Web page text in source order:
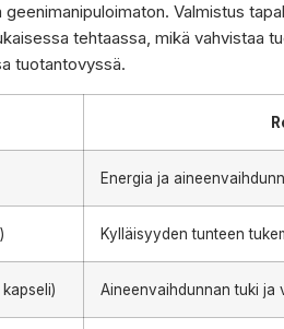
Valmistus
tehtaassa, mikä vahvistaa
tuotantovyssä.
Energia ja
Kylläisyyden tunteen
Aineenvaihdunnan tuki ja